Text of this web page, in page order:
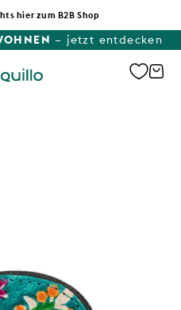
hier zum B2B Shop
– jetzt entdecken